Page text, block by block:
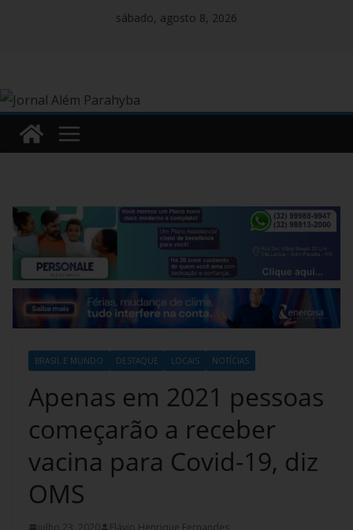
sábado, agosto 8, 2026
BRASIL E MUNDO DESTAQUE LOCAIS NOTÍCIAS
Apenas em 2021 pessoas
começarão a receber
vacina para Covid-19, diz
OMS